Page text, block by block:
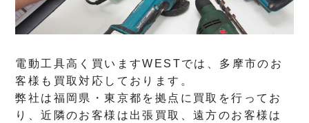
電動工具高く買いますWESTでは、多摩市のお
客様も買取対応しております。
弊社は福岡県・東京都を拠点に買取を行ってお
り、近隣のお客様は出張買取、遠方のお客様は